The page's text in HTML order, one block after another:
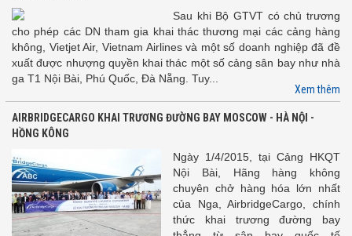
Sau khi Bộ GTVT có chủ trương
cho phép các DN tham gia khai thác thương mại các cảng hàng
không, Vietjet Air, Vietnam Airlines và một số doanh nghiệp đã đề
xuất được nhượng quyền khai thác một số cảng sân bay như nhà
ga T1 Nội Bài, Phú Quốc, Đà Nẵng. Tuy...
Xem thêm
AIRBRIDGECARGO KHAI TRƯƠNG ĐƯỜNG BAY MOSCOW - HÀ NỘI -
HỒNG KÔNG
Ngày 1/4/2015, tại Cảng HKQT
Nội Bài, Hãng hàng không
chuyên chở hàng hóa lớn nhất
của Nga, AirbridgeCargo, chính
thức khai trương đường bay